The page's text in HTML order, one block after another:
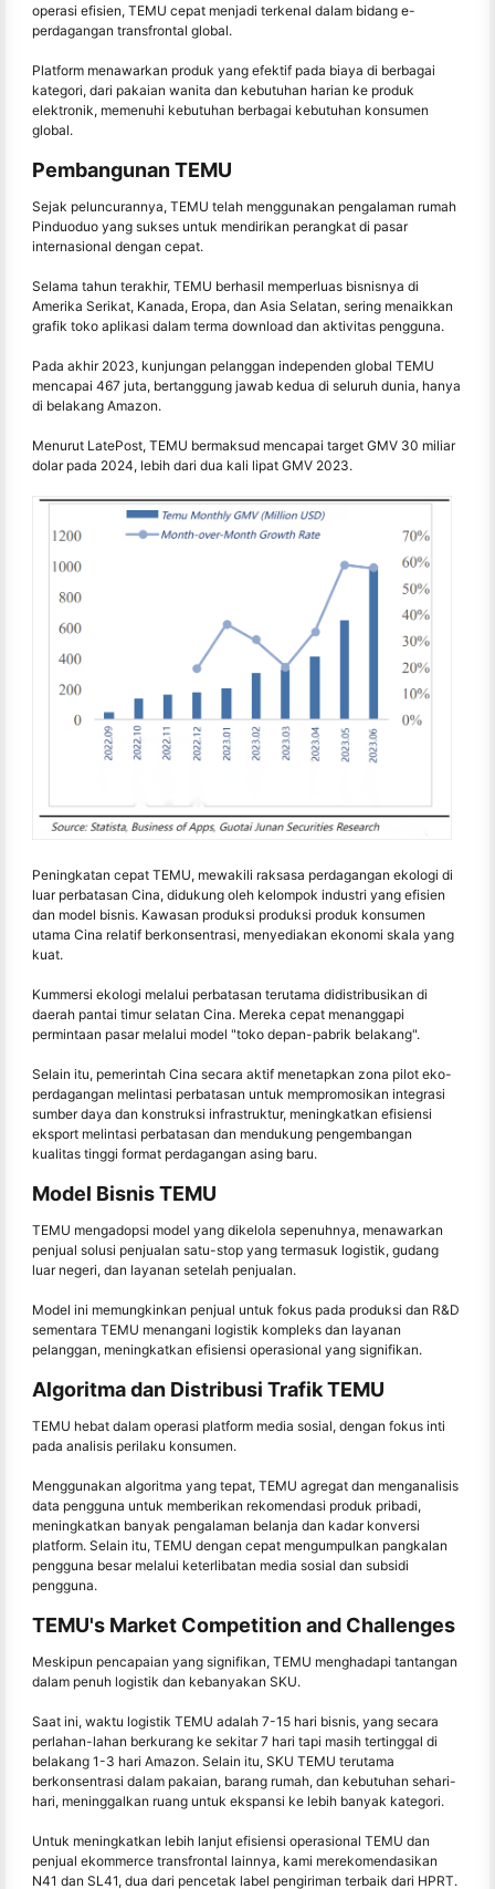
operasi efisien, TEMU cepat menjadi terkenal dalam bidang e-
perdagangan transfrontal global.
Platform menawarkan produk yang efektif pada biaya di berbagai
kategori, dari pakaian wanita dan kebutuhan harian ke produk
elektronik, memenuhi kebutuhan berbagai kebutuhan konsumen
global.
Pembangunan TEMU
Sejak peluncurannya, TEMU telah menggunakan pengalaman rumah
Pinduoduo yang sukses untuk mendirikan perangkat di pasar
internasional dengan cepat.
Selama tahun terakhir, TEMU berhasil memperluas bisnisnya di
Amerika Serikat, Kanada, Eropa, dan Asia Selatan, sering menaikkan
grafik toko aplikasi dalam terma download dan aktivitas pengguna.
Pada akhir 2023, kunjungan pelanggan independen global TEMU
mencapai 467 juta, bertanggung jawab kedua di seluruh dunia, hanya
di belakang Amazon.
Menurut LatePost, TEMU bermaksud mencapai target GMV 30 miliar
dolar pada 2024, lebih dari dua kali lipat GMV 2023.
Peningkatan cepat TEMU, mewakili raksasa perdagangan ekologi di
luar perbatasan Cina, didukung oleh kelompok industri yang efisien
dan model bisnis. Kawasan produksi produksi produk konsumen
utama Cina relatif berkonsentrasi, menyediakan ekonomi skala yang
kuat.
Kummersi ekologi melalui perbatasan terutama didistribusikan di
daerah pantai timur selatan Cina. Mereka cepat menanggapi
permintaan pasar melalui model "toko depan-pabrik belakang".
Selain itu, pemerintah Cina secara aktif menetapkan zona pilot eko-
perdagangan melintasi perbatasan untuk mempromosikan integrasi
sumber daya dan konstruksi infrastruktur, meningkatkan efisiensi
eksport melintasi perbatasan dan mendukung pengembangan
kualitas tinggi format perdagangan asing baru.
Model Bisnis TEMU
TEMU mengadopsi model yang dikelola sepenuhnya, menawarkan
penjual solusi penjualan satu-stop yang termasuk logistik, gudang
luar negeri, dan layanan setelah penjualan.
Model ini memungkinkan penjual untuk fokus pada produksi dan R&D
sementara TEMU menangani logistik kompleks dan layanan
pelanggan, meningkatkan efisiensi operasional yang signifikan.
Algoritma dan Distribusi Trafik TEMU
TEMU hebat dalam operasi platform media sosial, dengan fokus inti
pada analisis perilaku konsumen.
Menggunakan algoritma yang tepat, TEMU agregat dan menganalisis
data pengguna untuk memberikan rekomendasi produk pribadi,
meningkatkan banyak pengalaman belanja dan kadar konversi
platform. Selain itu, TEMU dengan cepat mengumpulkan pangkalan
pengguna besar melalui keterlibatan media sosial dan subsidi
pengguna.
TEMU's Market Competition and Challenges
Meskipun pencapaian yang signifikan, TEMU menghadapi tantangan
dalam penuh logistik dan kebanyakan SKU.
Saat ini, waktu logistik TEMU adalah 7-15 hari bisnis, yang secara
perlahan-lahan berkurang ke sekitar 7 hari tapi masih tertinggal di
belakang 1-3 hari Amazon. Selain itu, SKU TEMU terutama
berkonsentrasi dalam pakaian, barang rumah, dan kebutuhan sehari-
hari, meninggalkan ruang untuk ekspansi ke lebih banyak kategori.
Untuk meningkatkan lebih lanjut efisiensi operasional TEMU dan
penjual ekommerce transfrontal lainnya, kami merekomendasikan
N41 dan SL41, dua dari pencetak label pengiriman terbaik dari HPRT.